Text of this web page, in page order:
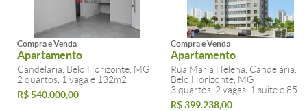
Compra e Venda
Apartamento
Candelária, Belo Horizonte, MG
2 quartos, 1 vaga e 132m2
R$ 540.000,00
Compra e Venda
Apartamento
Rua Maria Helena, Candelária,
Belo Horizonte, MG
3 quartos, 2 vagas, 1 suite e
R$ 399.238,00